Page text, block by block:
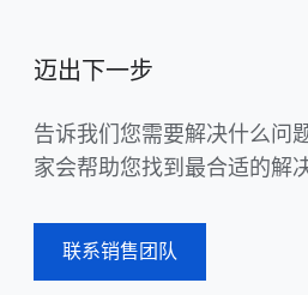
迈出下一步
告诉我们您需要解决什么问
家会帮助您找到最合适的解
联系销售团队